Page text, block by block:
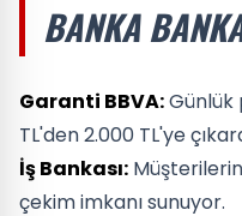
BANKA
Garanti BBVA:Günlük
TL'den 2.000 TL'ye
İş Bankası:
çekim imkanı sunuyor.